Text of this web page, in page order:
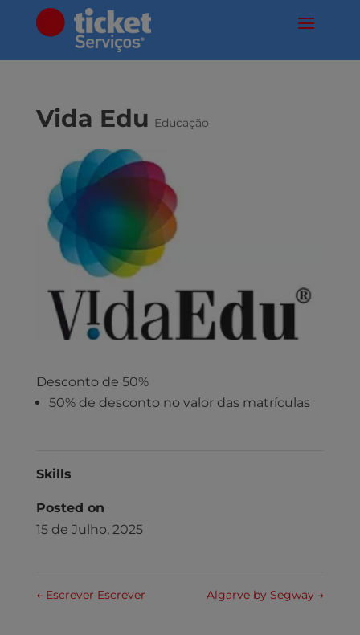
Vida Edu Educação
Desconto de 50%
50% de desconto no valor das matrículas
Skills
Posted on
15 de Julho, 2025
←Escrever Escrever Algarve by Segway →